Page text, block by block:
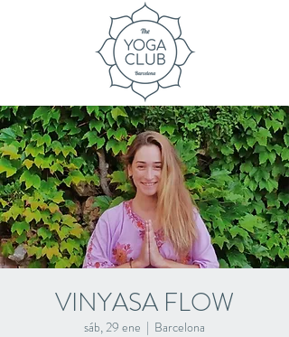
VINYASA FLOW
sáb, 29 ene
  |
Barcelona